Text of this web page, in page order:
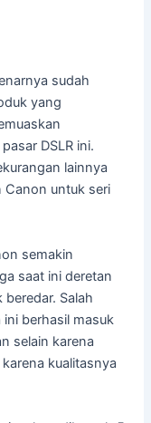
sudah
yang
DSLR ini.
lainnya
Canon untuk seri
semakin
saat ini deretan
Salah
ini berhasil masuk
selain karena
kualitasnya